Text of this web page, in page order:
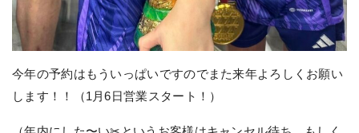
今年の予約はもういっぱいですのでまた来年よろしくお願い
します！！（1月6日営業スタート！）